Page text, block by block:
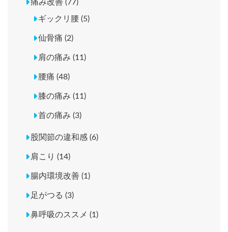
痛み改善 (77)
ギックリ腰 (5)
仙骨痛 (2)
肩の痛み (11)
腰痛 (48)
膝の痛み (11)
首の痛み (3)
股関節の違和感 (6)
肩こり (14)
腸内環境改善 (1)
足がつる (3)
鼻呼吸のススメ (1)